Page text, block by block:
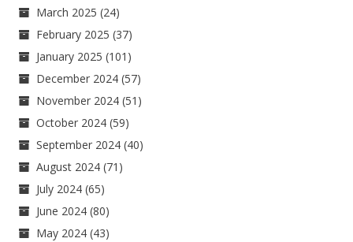
March 2025 (24)
February 2025 (37)
January 2025 (101)
December 2024 (57)
November 2024 (51)
October 2024 (59)
September 2024 (40)
August 2024 (71)
July 2024 (65)
June 2024 (80)
May 2024 (43)